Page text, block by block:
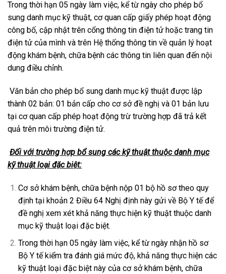
Trong thời hạn 05 ngày làm việc, kể từ ngày cho phép bổ
sung danh mục kỹ thuật, cơ quan cấp giấy phép hoạt động
công bố, cập nhật trên cổng thông tin điện tử hoặc trang tin
điện tử của mình và trên Hệ thống thông tin về quản lý hoạt
động khám bệnh, chữa bệnh các thông tin liên quan đến nội
dung điều chỉnh.
Văn bản cho phép bổ sung danh mục kỹ thuật được lập
thành 02 bản: 01 bản cấp cho cơ sở đề nghị và 01 bản lưu
tại cơ quan cấp phép hoạt động trừ trường hợp đã trả kết
quả trên môi trường điện tử.
Đối với trường hợp bổ sung các kỹ thuật thuộc danh mục
kỹ thuật loại đặc biệt:
Cơ sở khám bệnh, chữa bệnh nộp 01 bộ hồ sơ theo quy
định tại khoản 2 Điều 64 Nghị định này gửi về Bộ Y tế để
đề nghị xem xét khả năng thực hiện kỹ thuật thuộc danh
mục kỹ thuật loại đặc biệt.
Trong thời hạn 05 ngày làm việc, kể từ ngày nhận hồ sơ
Bộ Y tế kiểm tra đánh giá mức độ, khả năng thực hiện các
kỹ thuật loại đặc biệt này của cơ sở khám bệnh, chữa